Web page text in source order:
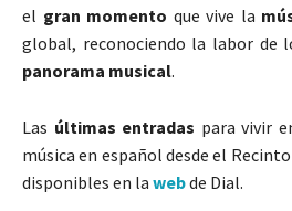
el gran momento que vive la
global, reconociendo la labor de
panorama musical.
Las últimas entradas para vivir
música en español desde el
disponibles en la webde Dial.